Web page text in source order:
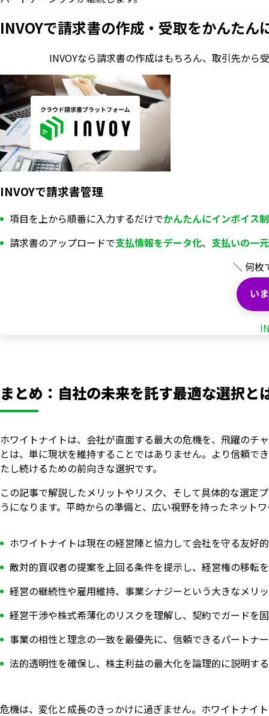
INVOYで請求書の作成・ 受取をかんたん
INVOYなら請求書の作成はもちろん、 取引先から
INVOYで請求書管理
項目を上から順番に入力するだけでかんたんにインボイス
請求書のアップロードで支払情報をデータ化、 支払いの一
＼ 何枚
い
まとめ：自社の未来を託す最適な選択と
ホワイトナイトは、会社が直面する最大の危機を、飛躍のチ
とは、単に現状を維持することではありません。より信頼
たし続けるための前向きな選択です。
この記事で解説したメリットやリスク、そして具体的な選定
うになります。平時からの準備と、広い視野を持ったネット
ホワイトナイトは現在の経営陣と協力して会社を守る友好
敵対的買収者の提案を上回る条件を提示し、経営権の移転
経営の継続性や雇用維持、事業シナジーという大きなメリ
経営干渉や株式希薄化のリスクを理解し、契約でガードを
事業の相性と理念の一致を最優先に、信頼できるパートナ
法的透明性を確保し、株主利益の最大化を論理的に説明す
危機は、変化と成長のきっかけに過ぎません。ホワイトナイ
いますぐ無料登録